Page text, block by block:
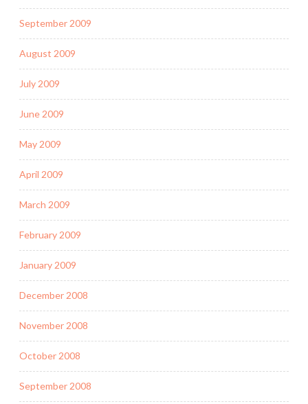
September 2009
August 2009
July 2009
June 2009
May 2009
April 2009
March 2009
February 2009
January 2009
December 2008
November 2008
October 2008
September 2008